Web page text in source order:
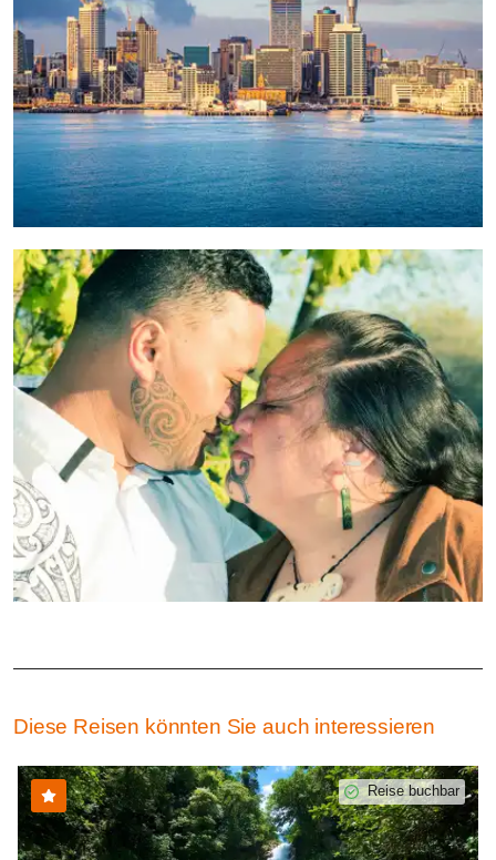
Diese Reisen könnten Sie auch interessieren
Reise buchbar